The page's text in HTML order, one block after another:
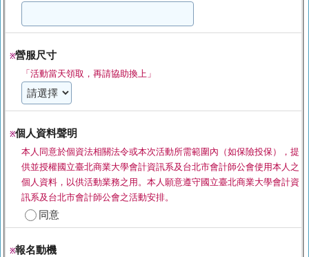
※營服尺寸
「活動當天領取，再請協助換上」
※個人資料聲明
本人同意於個資法相關法令或本次活動所需範圍內（如保險投保），提
供並授權國立臺北商業大學會計資訊系及台北市會計師公會使用本人之
個人資料，以供活動業務之用。本人願意遵守國立臺北商業大學會計資
訊系及台北市會計師公會之活動安排。
同意
※報名動機